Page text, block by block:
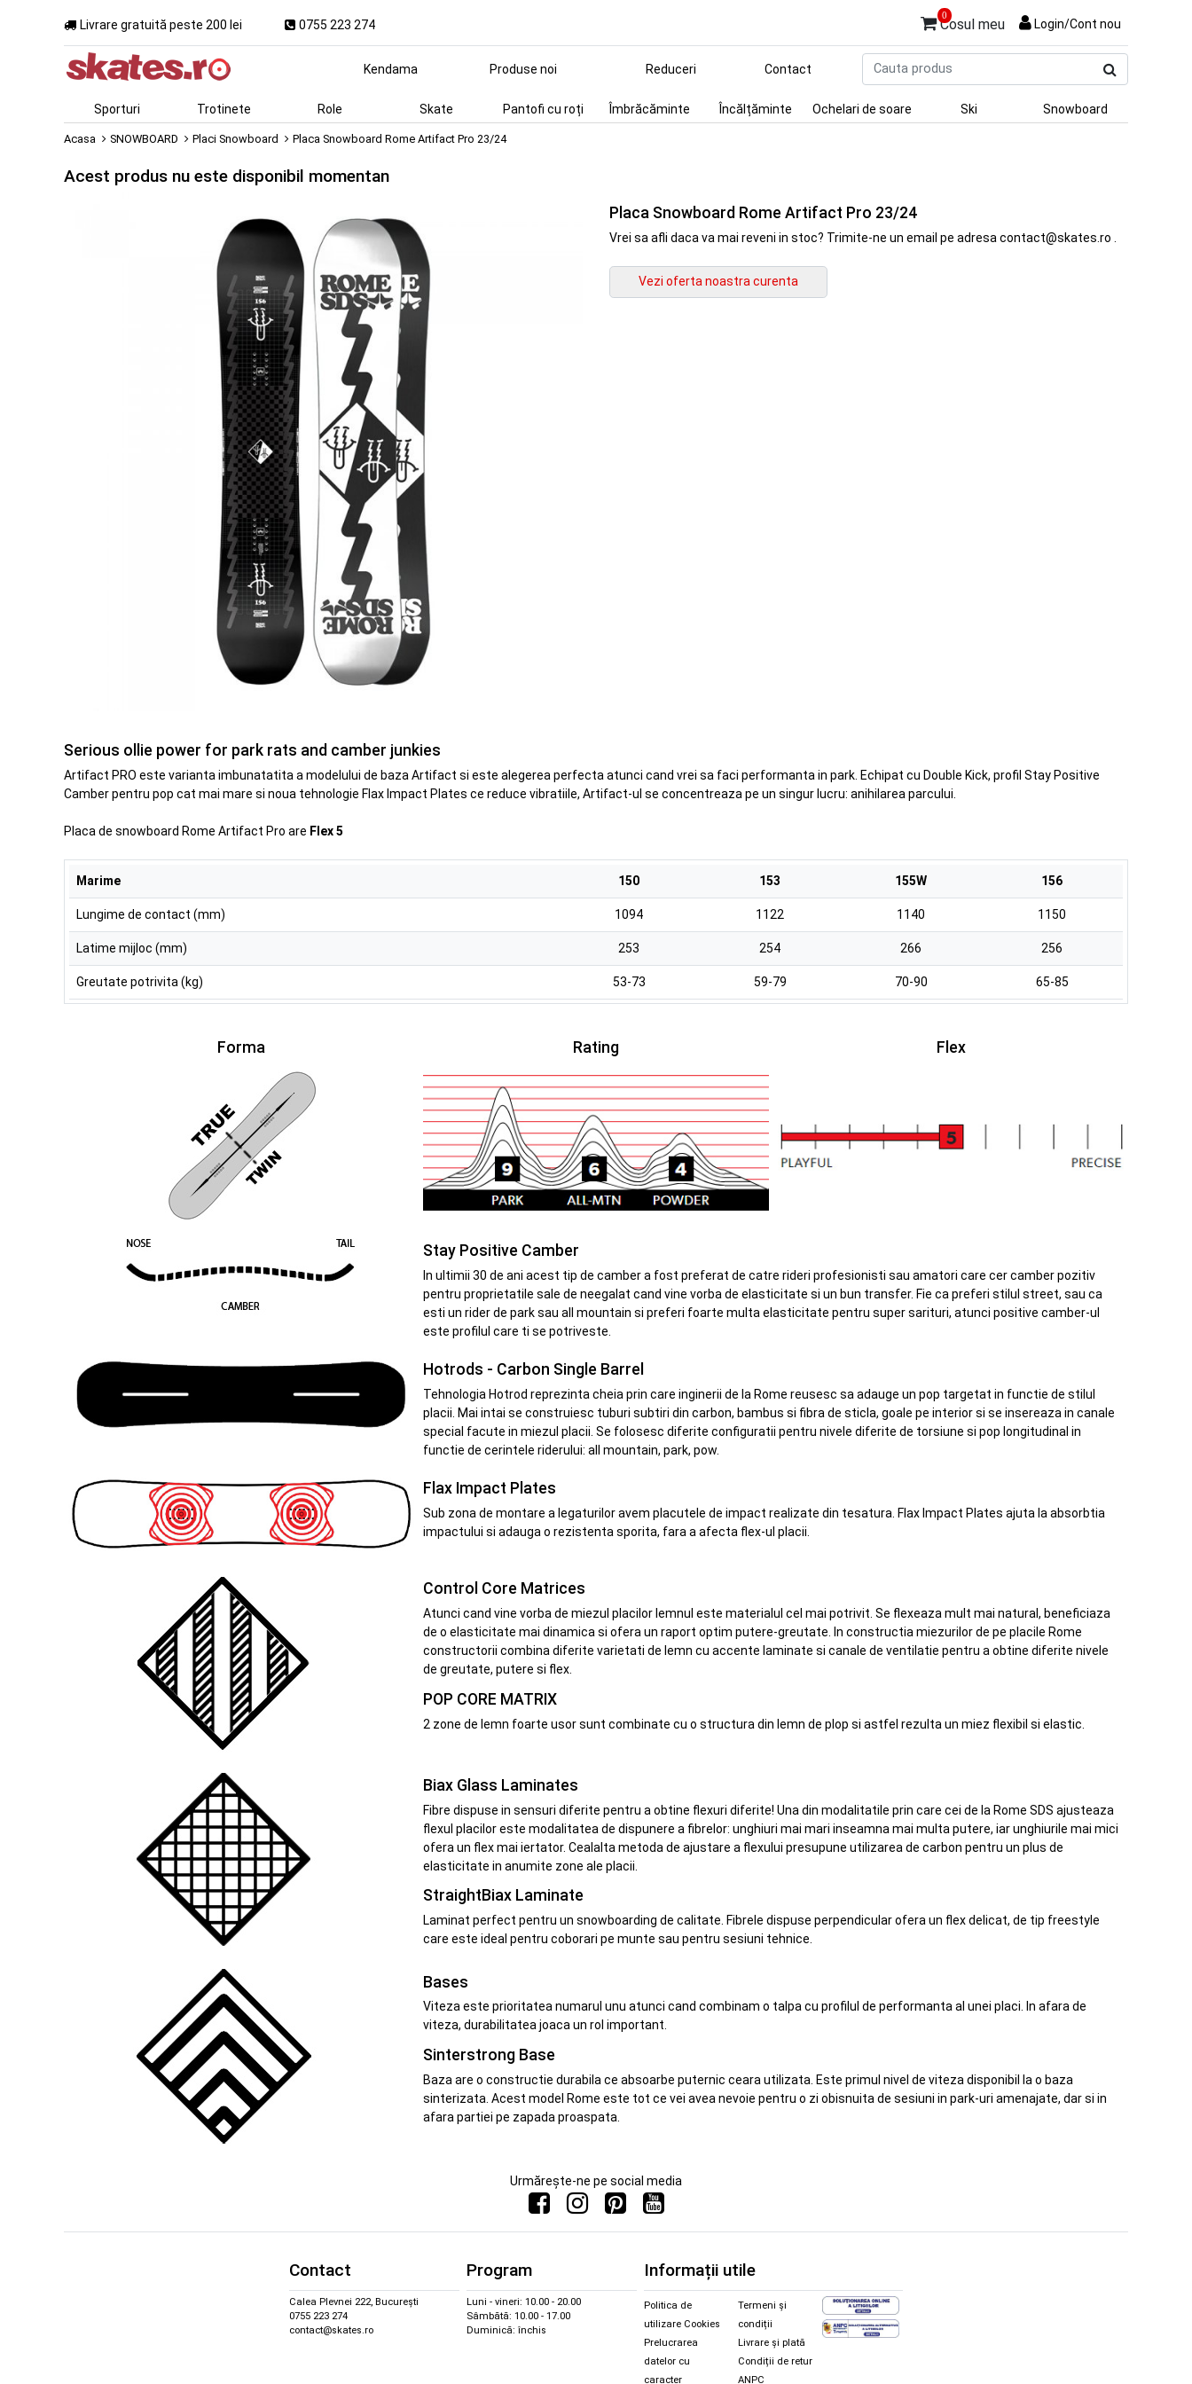
Livrare gratuită peste 200 lei 0755 223 274
0
Cosul meu Login/Cont nou
produs
Kendama Produse noi Reduceri Contact
Sporturi Trotinete Role Skate Pantofi cu roți Îmbrăcăminte Încălțăminte Ochelari de soare Ski Snowboard
Acasa SNOWBOARD Placi Snowboard Placa Snowboard Rome Artifact Pro 23/24
Acest produs nu este disponibil momentan
Placa Snowboard Rome Artifact Pro 23/24
Vrei sa afli daca va mai reveni in stoc? Trimite-ne un email pe adresa contact@skates.ro .
Serious ollie power for park rats and camber junkies
Artifact PRO este varianta imbunatatita a modelului de baza Artifact si este alegerea perfecta atunci cand vrei sa faci performanta in park. Echipat cu Double Kick, profil Stay Positive
Camber pentru pop cat mai mare si noua tehnologie Flax Impact Plates ce reduce vibratiile, Artifact-ul se concentreaza pe un singur lucru: anihilarea parcului.
Placa de snowboard Rome Artifact Pro are Flex 5
Marime 150 153 155W 156
Lungime de contact (mm) 1094 1122 1140 1150
Latime mijloc (mm) 253 254 266 256
Greutate potrivita (kg) 53-73 59-79 70-90 65-85
Forma Rating Flex
Stay Positive Camber
In ultimii 30 de ani acest tip de camber a fost preferat de catre rideri profesionisti sau amatori care cer camber pozitiv
pentru proprietatile sale de neegalat cand vine vorba de elasticitate si un bun transfer. Fie ca preferi stilul street, sau ca
esti un rider de park sau all mountain si preferi foarte multa elasticitate pentru super sarituri, atunci positive camber-ul
este profilul care ti se potriveste.
Hotrods - Carbon Single Barrel
Tehnologia Hotrod reprezinta cheia prin care inginerii de la Rome reusesc sa adauge un pop targetat in functie de stilul
placii. Mai intai se construiesc tuburi subtiri din carbon, bambus si fibra de sticla, goale pe interior si se insereaza in canale
special facute in miezul placii. Se folosesc diferite configuratii pentru nivele diferite de torsiune si pop longitudinal in
functie de cerintele riderului: all mountain, park, pow.
Flax Impact Plates
Sub zona de montare a legaturilor avem placutele de impact realizate din tesatura. Flax Impact Plates ajuta la absorbtia
impactului si adauga o rezistenta sporita, fara a afecta flex-ul placii.
Control Core Matrices
Atunci cand vine vorba de miezul placilor lemnul este materialul cel mai potrivit. Se flexeaza mult mai natural, beneficiaza
de o elasticitate mai dinamica si ofera un raport optim putere-greutate. In constructia miezurilor de pe placile Rome
constructorii combina diferite varietati de lemn cu accente laminate si canale de ventilatie pentru a obtine diferite nivele
de greutate, putere si flex.
POP CORE MATRIX
2 zone de lemn foarte usor sunt combinate cu o structura din lemn de plop si astfel rezulta un miez flexibil si elastic.
Biax Glass Laminates
Fibre dispuse in sensuri diferite pentru a obtine flexuri diferite! Una din modalitatile prin care cei de la Rome SDS ajusteaza
flexul placilor este modalitatea de dispunere a fibrelor: unghiuri mai mari inseamna mai multa putere, iar unghiurile mai mici
ofera un flex mai iertator. Cealalta metoda de ajustare a flexului presupune utilizarea de carbon pentru un plus de
elasticitate in anumite zone ale placii.
StraightBiax Laminate
Laminat perfect pentru un snowboarding de calitate. Fibrele dispuse perpendicular ofera un flex delicat, de tip freestyle
care este ideal pentru coborari pe munte sau pentru sesiuni tehnice.
Bases
Viteza este prioritatea numarul unu atunci cand combinam o talpa cu profilul de performanta al unei placi. In afara de
viteza, durabilitatea joaca un rol important.
Sinterstrong Base
Baza are o constructie durabila ce absoarbe puternic ceara utilizata. Este primul nivel de viteza disponibil la o baza
sinterizata. Acest model Rome este tot ce vei avea nevoie pentru o zi obisnuita de sesiuni in park-uri amenajate, dar si in
afara partiei pe zapada proaspata.
Urmărește-ne pe social media
Contact
Calea Plevnei 222, București
0755 223 274
contact@skates.ro
Program
Luni - vineri: 10.00 - 20.00
Sâmbătă: 10.00 - 17.00
Duminică: închis
Informații utile
Politica de
utilizare Cookies
Prelucrarea
datelor cu
caracter
Termeni și
condiții
Livrare și plată
Condiții de retur
ANPC